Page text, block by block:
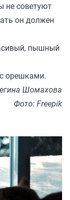
не советуют
он должен
пышный
орешками.
Шомахова
Фото: Freepik